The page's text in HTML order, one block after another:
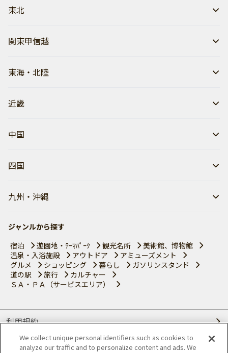
東北
関東甲信越
東海・北陸
近畿
中国
四国
九州・沖縄
ジャンルから探す
宿泊
遊園地・ﾃｰﾏﾊﾟｰｸ 観光名所
美術館、博物館
温泉・入浴施設
アウトドア
アミューズメント
グルメ
ショッピング 暮らし
ガソリンスタンド
道の駅
旅行
カルチャー
ＳＡ・ＰＡ（サービスエリア）
利用規約
個人情報の取り扱いについて
We collect unique personal identifiers such as cookies to
analyze our traffic and to personalize content and ads. We